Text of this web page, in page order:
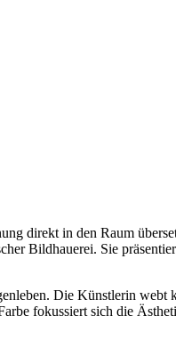
direkt in den Raum
Bildhauerei. Sie
Die Künstlerin webt
fokussiert sich die